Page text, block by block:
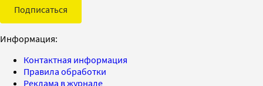
Подписаться
Информация:
Контактная информация
Правила обработки
Реклама в журнале